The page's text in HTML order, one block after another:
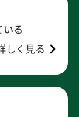
る
しく見る